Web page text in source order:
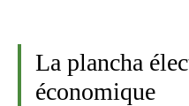
La plancha
économique